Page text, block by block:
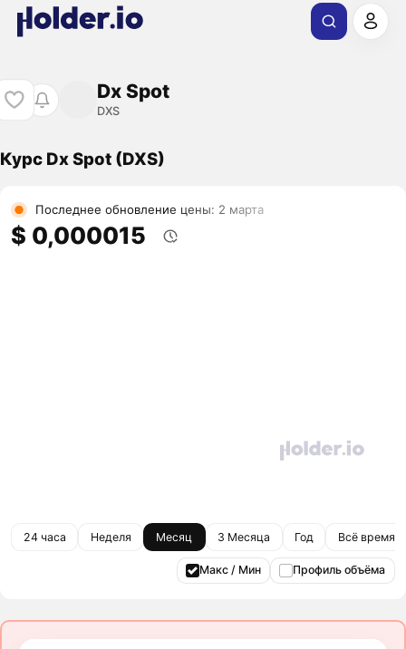
Dx Spot
DXS
Курс Dx Spot (DXS)
Последнее обновление цены: 2 марта
$ 0,000015
24 часа Неделя Месяц 3 Месяца Год Всё время
Макс / Мин Профиль объёма